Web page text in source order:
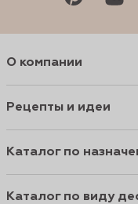
О компании
Рецепты и идеи
Каталог по
Каталог по виду